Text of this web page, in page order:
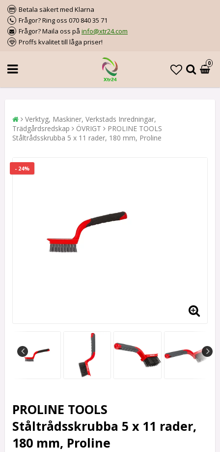
Betala säkert med Klarna
Frågor? Ring oss 070 840 35 71
Frågor? Maila oss på info@xtr24.com
Proffs kvalitet till låga priser!
0
Verktyg, Maskiner, Verkstads Inredningar,
Trädgårdsredskap
ÖVRIGT
PROLINE TOOLS
Ståltrådsskrubba 5 x 11 rader, 180 mm, Proline
- 24%
PROLINE TOOLS
Ståltrådsskrubba 5 x 11 rader,
180 mm, Proline